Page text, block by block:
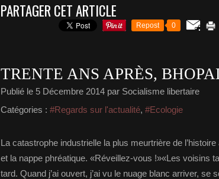
PARTAGER CET ARTICLE
Repost 0
TRENTE ANS APRÈS,
Publié le 5 Décembre 2014 par Socialisme libertaire
Catégories : #Regards sur l'actualité, #Ecologie
La catastrophe industrielle la plus meurtrière de
et la nappe phréatique. «Réveillez-vous !»«Les voisins
tard. Quand j’ai ouvert, j’ai vu le nuage blanc arriver, se